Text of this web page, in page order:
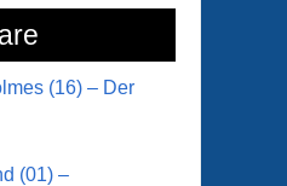
(16) – Der
(01) –